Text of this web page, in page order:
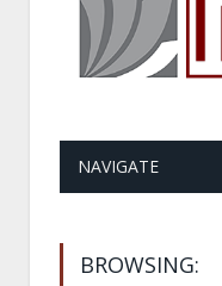
NAVIGATE
BROWSING: